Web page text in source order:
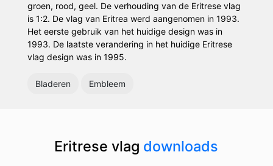
groen, rood, geel. De verhouding van de Eritrese vlag
is 1:2. De vlag van Eritrea werd aangenomen in 1993.
Het eerste gebruik van het huidige design was in
1993. De laatste verandering in het huidige Eritrese
vlag design was in 1995.
Bladeren Embleem
Eritrese vlag downloads